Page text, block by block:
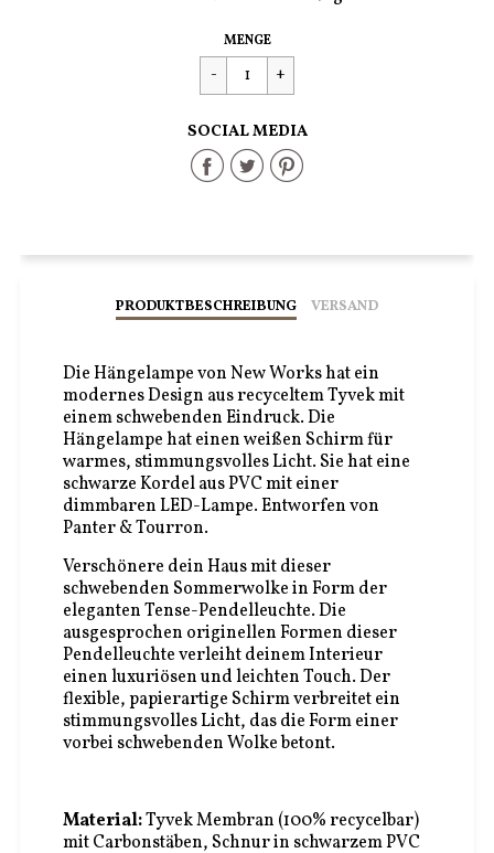
Regulärer
Preis
€350,00
MENGE
SOCIAL MEDIA
Share
Facebook
Share
Twitter
Share
Pinterest
PRODUKTBESCHREIBUNG VERSAND
Die Hängelampe von New Works hat ein
modernes Design aus recyceltem Tyvek mit
einem schwebenden Eindruck. Die
Hängelampe hat einen weißen Schirm für
warmes, stimmungsvolles Licht. Sie hat eine
schwarze Kordel aus PVC mit einer
dimmbaren LED-Lampe.Entworfen von
Panter & Tourron.
Verschönere dein Haus mit dieser
schwebenden Sommerwolke in Form der
eleganten Tense-Pendelleuchte. Die
ausgesprochen originellen Formen dieser
Pendelleuchte verleiht deinem Interieur
einen luxuriösen und leichten Touch. Der
flexible, papierartige Schirm verbreitet ein
stimmungsvolles Licht, das die Form einer
vorbei schwebenden Wolke betont.
Material:Tyvek Membran (100% recycelbar)
mit Carbonstäben, Schnur in schwarzem PVC